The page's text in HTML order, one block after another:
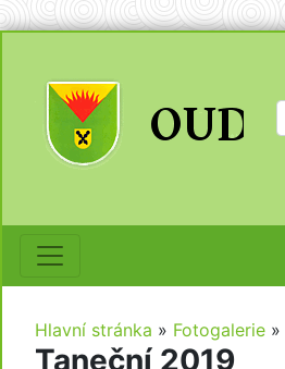
Hlavní stránka » Fotogalerie »
Taneční 2019